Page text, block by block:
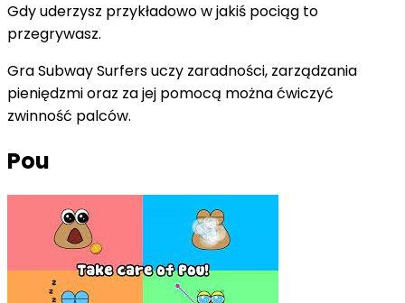
Gdy uderzysz przykładowo w jakiś pociąg to
przegrywasz.
Gra Subway Surfers uczy zaradności, zarządzania
pieniędzmi oraz za jej pomocą można ćwiczyć
zwinność palców.
Pou